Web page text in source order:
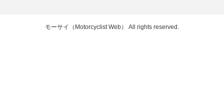
モーサイ（Motorcyclist Web） All rights reserved.